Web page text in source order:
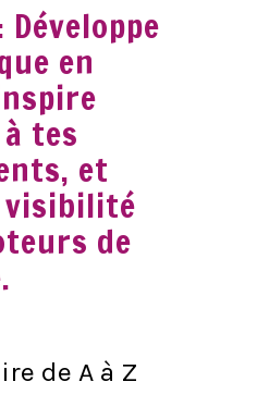
en
tes
et
visibilité
de
de A à Z